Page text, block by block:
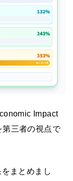
Impact
第三者の視点で
まとめまし